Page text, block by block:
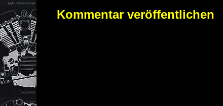
Kommentar veröffentlichen